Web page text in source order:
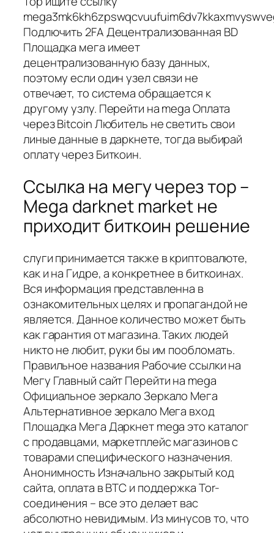
Подлючить 2FA Децентрализованная BD
Площадка мега имеет
децентрализованную базу данных,
поэтому если один узел связи не
отвечает, то система обращается к
другому узлу. Перейти на mega Оплата
через Bitcoin Любитель не светить свои
линые данные в даркнете, тогда выбирай
оплату через Биткоин.
Ссылка на мегу через тор –
Mega darknet market не
приходит биткоин решение
слуги принимается также в криптовалюте,
как и на Гидре, а конкретнее в биткоинах.
Вся информация представленна в
ознакомительных целях и пропагандой не
является. Данное количество может быть
как гарантия от магазина. Таких людей
никто не любит, руки бы им пообломать.
Правильное названия Рабочие ссылки на
Мегу Главный сайт Перейти на mega
Официальное зеркало Зеркало Мега
Альтернативное зеркало Мега вход
Площадка Мега Даркнет mega это каталог
с продавцами, маркетплейс магазинов с
товарами специфического назначения.
Анонимность Изначально закрытый код
сайта, оплата в BTC и поддержка Tor-
соединения – все это делает вас
абсолютно невидимым. Из минусов то, что